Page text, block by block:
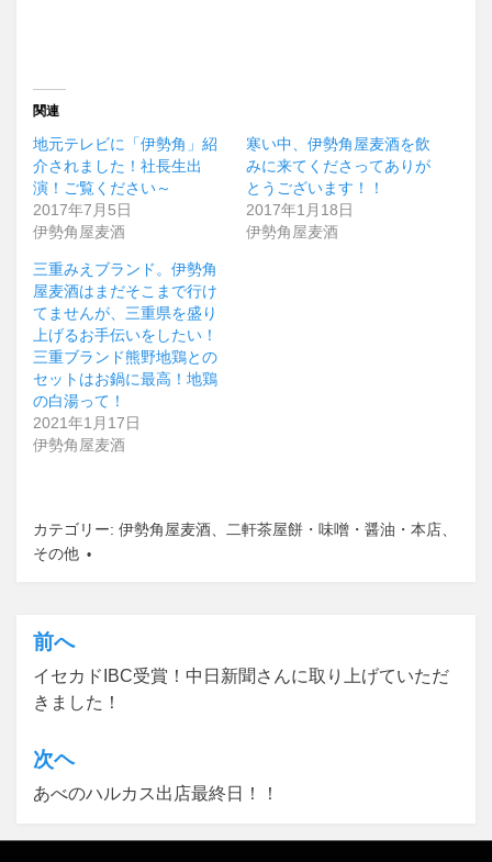
関連
地元テレビに「伊勢角」紹
介されました！社長生出
演！ご覧ください～
2017年7月5日
伊勢角屋麦酒
寒い中、伊勢角屋麦酒を飲
みに来てくださってありが
とうございます！！
2017年1月18日
伊勢角屋麦酒
三重みえブランド。伊勢角
屋麦酒はまだそこまで行け
てませんが、三重県を盛り
上げるお手伝いをしたい！
三重ブランド熊野地鶏との
セットはお鍋に最高！地鶏
の白湯って！
2021年1月17日
伊勢角屋麦酒
カテゴリー: 伊勢角屋麦酒 二軒茶屋餅・味噌・醤油・本店
その他
投
稿
ナ
ビ
ゲ
前へ
イセカドIBC受賞！中日新聞さんに取り上げていただ
きました！
次ヘ
あべのハルカス出店最終日！！